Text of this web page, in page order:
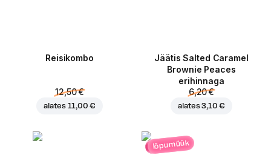
Reisikombo
12,50 €
alates 11,00 €
Jäätis Salted Caramel
Brownie Peaces
erihinnaga
6,20 €
alates3,10 €
lõpumüük